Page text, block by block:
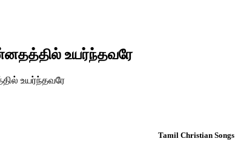
உயர்ந்தவரே
உயர்ந்தவரே
Tamil Christian Songs